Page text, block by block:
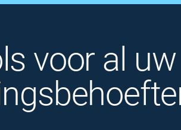
voor al uw